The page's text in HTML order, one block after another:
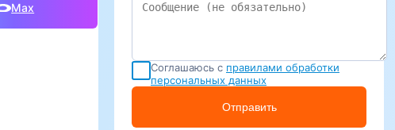
Max
Соглашаюсь с правилами обработки
персональных данных
Отправить